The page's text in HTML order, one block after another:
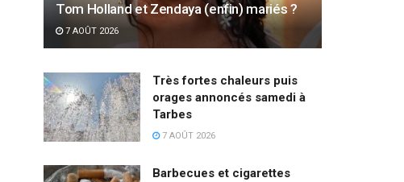
Tom Holland et Zendaya (enfin) mariés ?
7 AOÛT 2026
Très fortes chaleurs puis
orages annoncés samedi à
Tarbes
7 AOÛT 2026
Barbecues et cigarettes